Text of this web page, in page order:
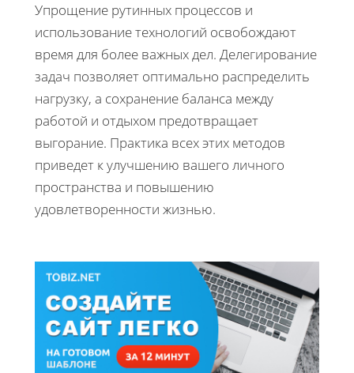
Упрощение рутинных процессов и
использование технологий освобождают
время для более важных дел. Делегирование
задач позволяет оптимально распределить
нагрузку, а сохранение баланса между
работой и отдыхом предотвращает
выгорание. Практика всех этих методов
приведет к улучшению вашего личного
пространства и повышению
удовлетворенности жизнью.